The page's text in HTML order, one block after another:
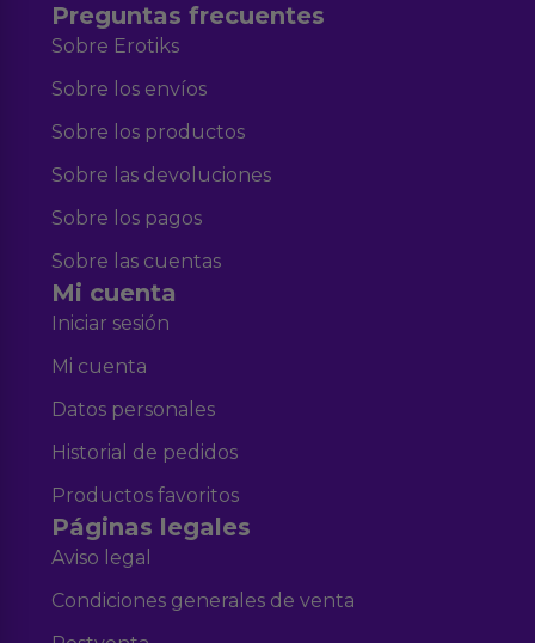
Preguntas frecuentes
Sobre Erotiks
Sobre los envíos
Sobre los productos
Sobre las devoluciones
Sobre los pagos
Sobre las cuentas
Mi cuenta
Iniciar sesión
Mi cuenta
Datos personales
Historial de pedidos
Productos favoritos
Páginas legales
Aviso legal
Condiciones generales de venta